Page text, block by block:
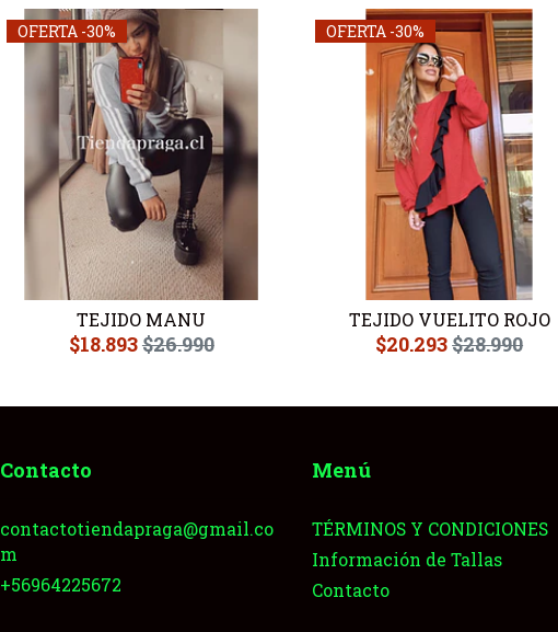
OFERTA -30%
TEJIDO MANU
$18.893$26.990
OFERTA -30%
TEJIDO VUELITO ROJO
$20.293$28.990
Contacto
contactotiendapraga@gmail.co
m
+56964225672
Menú
TÉRMINOS Y CONDICIONES
Información de Tallas
Contacto